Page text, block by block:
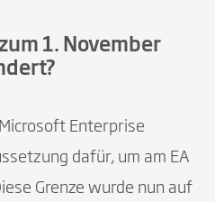
1. November
Enterprise
dafür, um am EA
Grenze wurde nun auf